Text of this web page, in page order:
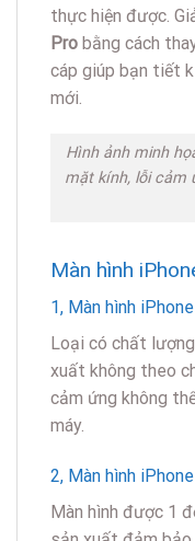
thực hiện được.
Pro bằng cách
cáp giúp bạn tiết
mới.
Hình ảnh minh
mặt kính, lỗi cảm
Màn hình
1, Màn hình
Loại có chất
xuất không theo
cảm ứng không
máy.
2, Màn hình
Màn hình được 1